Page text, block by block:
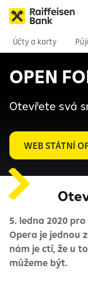
Účty a karty
OPEN
Otevřete svá
WEB STÁTNÍ
5. ledna 2020
Opera je jednou
nám je ctí, že u
můžeme být.